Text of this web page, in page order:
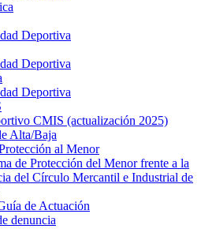
Deportiva
Deportiva
Deportiva
CMIS (actualización 2025)
Alta/Baja
al Menor
de Protección del Menor frente a la
del Círculo Mercantil e Industrial de
de Actuación
denuncia